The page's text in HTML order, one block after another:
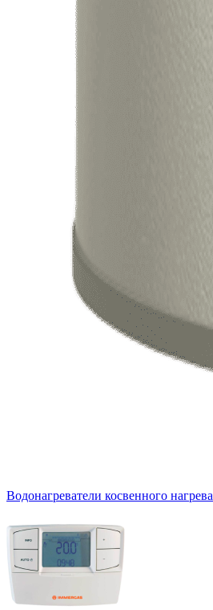
Водонагреватели косвенного нагрева